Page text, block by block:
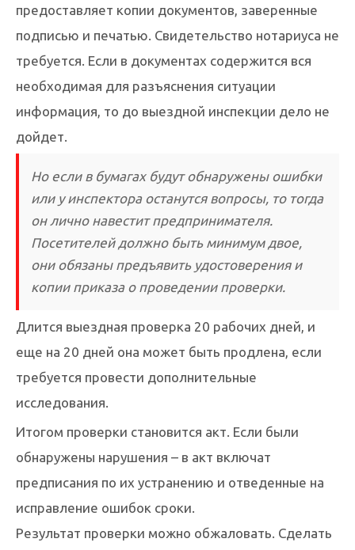
предоставляет копии документов, заверенные
подписью и печатью. Свидетельство нотариуса не
требуется. Если в документах содержится вся
необходимая для разъяснения ситуации
информация, то до выездной инспекции дело не
дойдет.
Но если в бумагах будут обнаружены ошибки
или у инспектора останутся вопросы, то тогда
он лично навестит предпринимателя.
Посетителей должно быть минимум двое,
они обязаны предъявить удостоверения и
копии приказа о проведении проверки.
Длится выездная проверка 20 рабочих дней, и
еще на 20 дней она может быть продлена, если
требуется провести дополнительные
исследования.
Итогом проверки становится акт. Если были
обнаружены нарушения – в акт включат
предписания по их устранению и отведенные на
исправление ошибок сроки.
Результат проверки можно обжаловать. Сделать